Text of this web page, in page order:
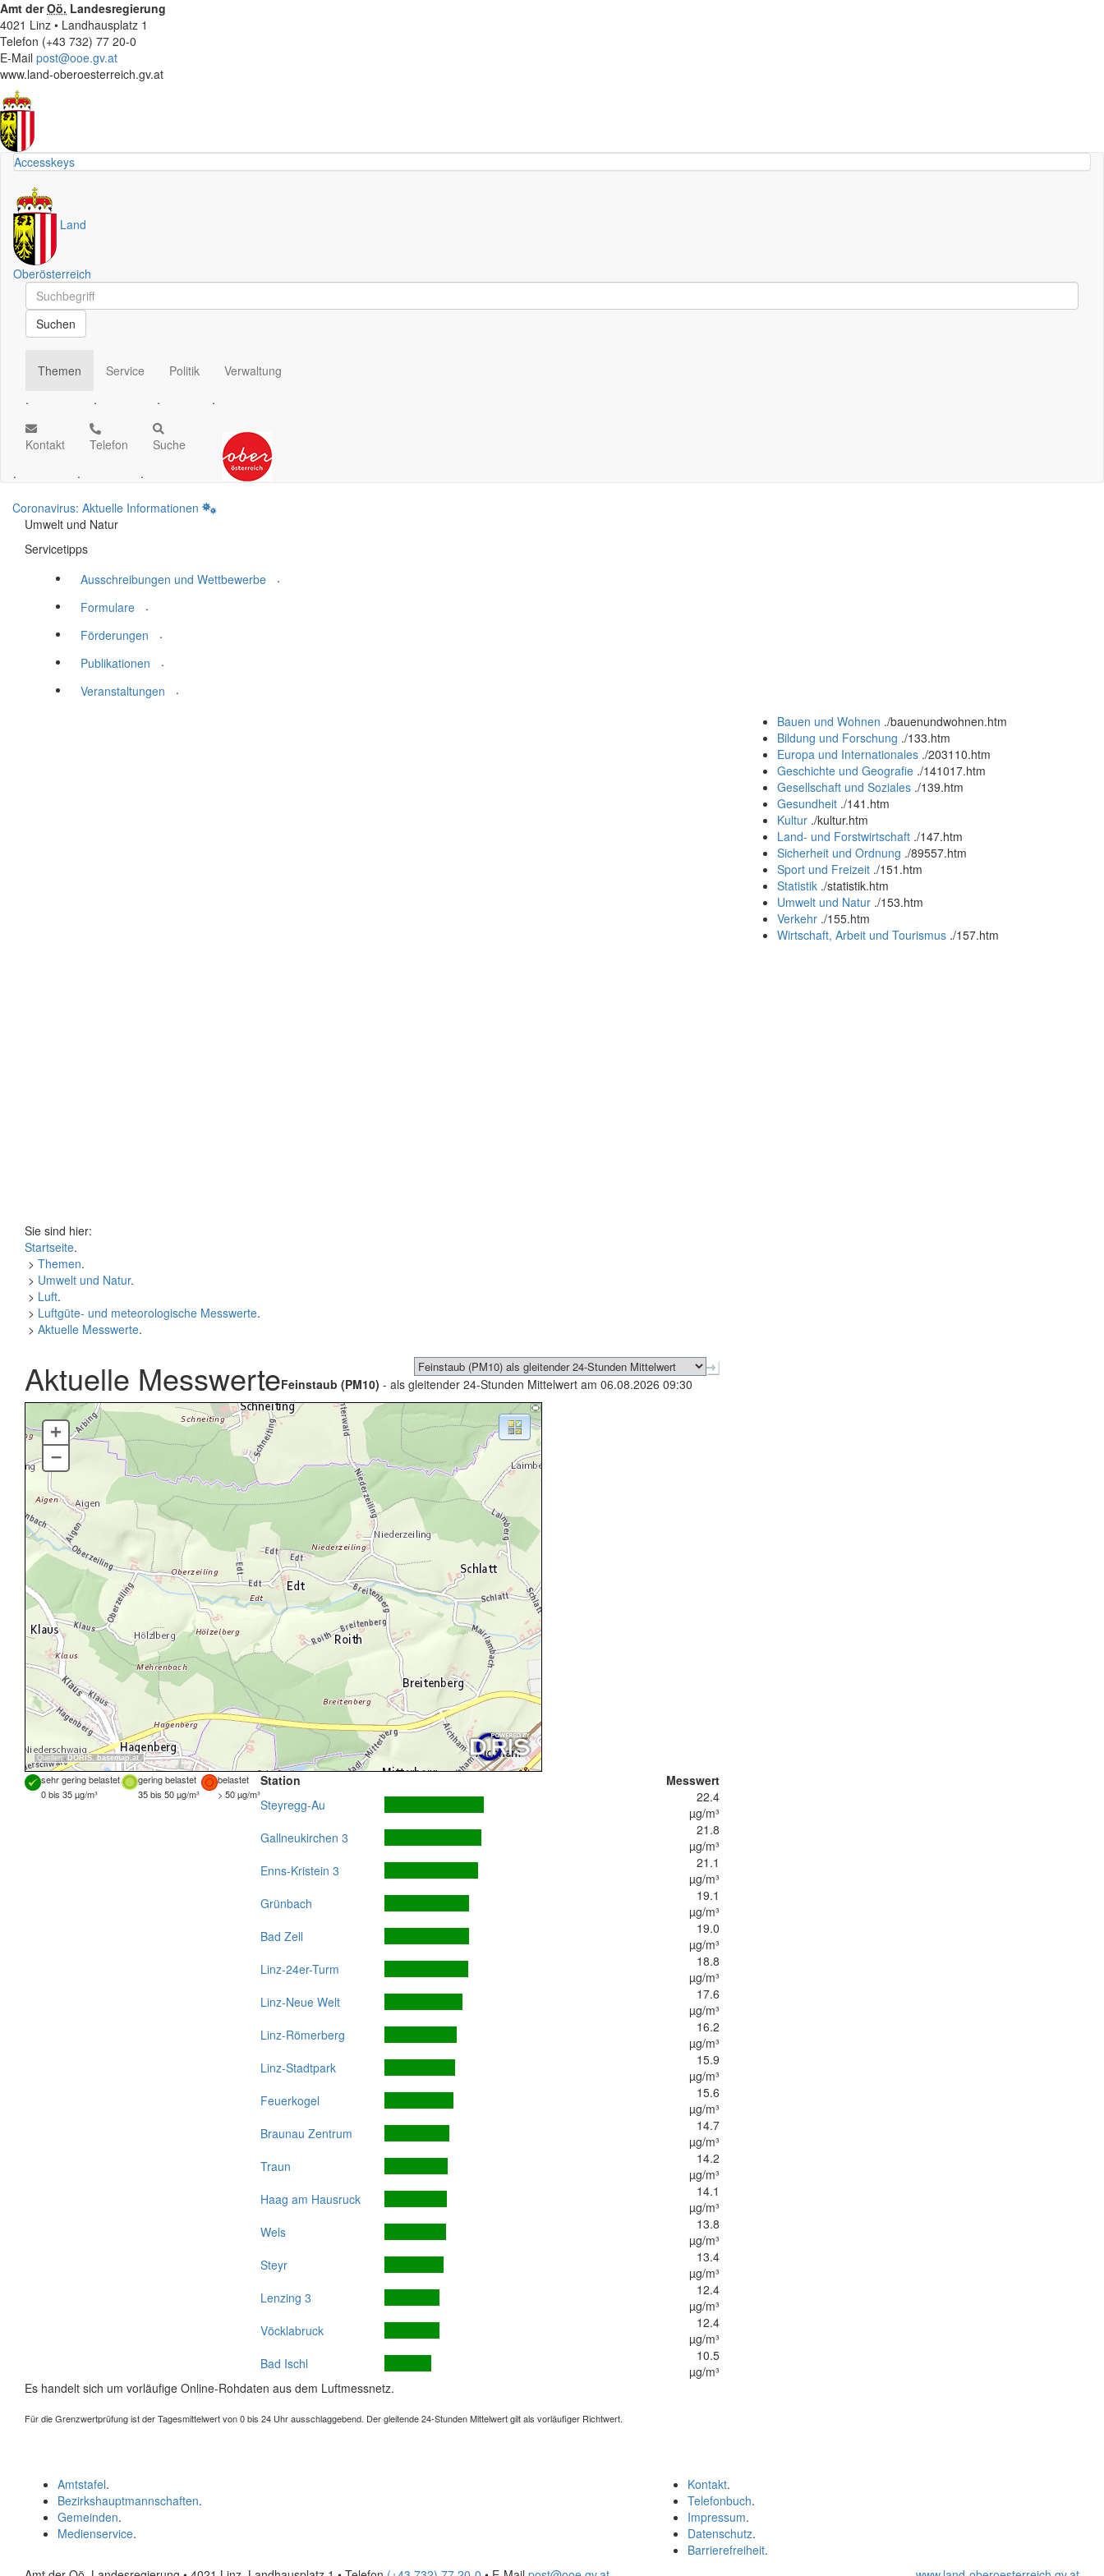
Amt derOö. Landesregierung
4021 Linz • Landhausplatz 1
Telefon (+43 732) 77 20-0
E-Mail post@ooe.gv.at
www.land-oberoesterreich.gv.at
Accesskeys
Land
Oberösterreich
Schnellsuche
Schnellsuche
Suchen
Themen
.
Service
.
Politik
.
Verwaltung
.
Kontakt
.
Telefon
.
Suche
.
Coronavirus: Aktuelle Informationen
Umwelt und Natur
Servicetipps
Ausschreibungen und Wettbewerbe
.
Formulare
.
Förderungen
.
Publikationen
.
Veranstaltungen
.
Bauen und Wohnen ./bauenundwohnen.htm
Bildung und Forschung ./133.htm
Europa und Internationales ./203110.htm
Geschichte und Geografie ./141017.htm
Gesellschaft und Soziales ./139.htm
Gesundheit ./141.htm
Kultur ./kultur.htm
Land- und Forstwirtschaft ./147.htm
Sicherheit und Ordnung ./89557.htm
Sport und Freizeit ./151.htm
Statistik ./statistik.htm
Umwelt und Natur ./153.htm
Verkehr ./155.htm
Wirtschaft, Arbeit und Tourismus ./157.htm
Sie sind hier:
Startseite.
> Themen.
> Umwelt und Natur.
> Luft.
> Luftgüte- und meteorologische Messwerte.
> Aktuelle Messwerte.
Aktuelle MesswerteFeinstaub (PM10) - als gleitender 24-Stunden Mittelwert am 06.08.2026 09:30
Quellen: DORIS,basemap.at
+
–
sehr gering belastet gering belastet
belastet
0 bis 35 µg/m³
35 bis 50 µg/m³ > 50 µg/m³
Station
Messwert
Steyregg-Au
22.4
µg/m³
Gallneukirchen 3
21.8
µg/m³
Enns-Kristein 3
21.1
µg/m³
Grünbach
19.1
µg/m³
Bad Zell
19.0
µg/m³
Linz-24er-Turm
18.8
µg/m³
Linz-Neue Welt
17.6
µg/m³
Linz-Römerberg
16.2
µg/m³
Linz-Stadtpark
15.9
µg/m³
Feuerkogel
15.6
µg/m³
Braunau Zentrum
14.7
µg/m³
Traun
14.2
µg/m³
Haag am Hausruck
14.1
µg/m³
Wels
13.8
µg/m³
Steyr
13.4
µg/m³
Lenzing 3
12.4
µg/m³
Vöcklabruck
12.4
µg/m³
Bad Ischl
10.5
µg/m³
Es handelt sich um vorläufige Online-Rohdaten aus dem Luftmessnetz.
Für die Grenzwertprüfung ist der Tagesmittelwert von 0 bis 24 Uhr ausschlaggebend. Der gleitende 24-Stunden Mittelwert gilt als vorläufiger Richtwert.
Kontakt.
Telefonbuch.
Impressum.
Datenschutz.
Barrierefreiheit.
Amtstafel.
Bezirkshauptmannschaften.
Gemeinden.
Medienservice.